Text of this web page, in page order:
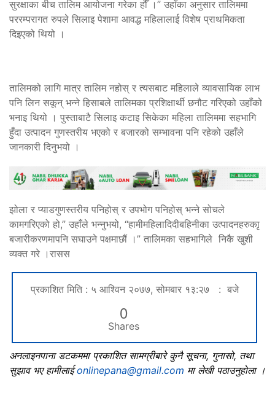
सुरक्षाका बीच तालिम आयोजना गरेका हौँ ।” उहाँका अनुसार तालिममा
पररम्परागत रुपले सिलाइ पेशामा आवद्ध महिलालाई विशेष प्राथमिकता
दिइएको थियो ।
तालिमको लागि मात्र तालिम नहोस् र त्यसबाट महिलाले व्यावसायिक लाभ
पनि लिन सकून् भन्ने हिसाबले तालिमका प्रशिक्षार्थी छनौट गरिएको उहाँको
भनाइ थियो । पुस्ताबाटै सिलाइ कटाइ सिकेका महिला तालिममा सहभागि
हुँदा उत्पादन गुणस्तरीय भएको र बजारको सम्भावना पनि रहेको उहाँले
जानकारी दिनुभयो ।
झोला र प्याडगुणस्तरीय पनिहोस् र उपभोग पनिहोस् भन्ने सोचले
कामगरिएको हो,” उहाँले भन्नुभयो, “हामीमहिलादिदीबहिनीका उत्पादनहरुकाृ
बजारीकरणमापनि सघाउने पक्षमाछौं ।” तालिमका सहभागिले निकै खुशी
व्यक्त गरे ।रासस
प्रकाशित मिति : ५ आश्विन २०७७, सोमबार १३:२७ : बजे
0
Shares
अनलाइनपाना डटकममा प्रकाशित सामग्रीबारे कुनै सूचना, गुनासो, तथा
सुझाव भए हामीलाईonlinepana@gmail.com मा लेखी पठाउनुहोला ।